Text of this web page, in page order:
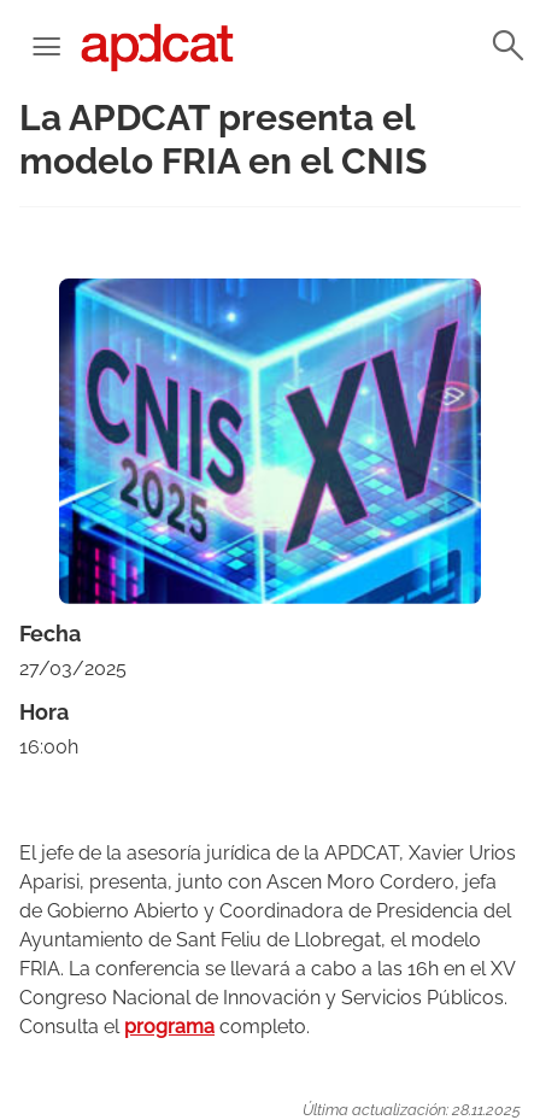
La APDCAT presenta el
modelo FRIA en el CNIS
Fecha
27/03/2025
Hora
16:00h
El jefe de la asesoría jurídica de la APDCAT, Xavier Urios
Aparisi, presenta, junto con Ascen Moro Cordero, jefa
de Gobierno Abierto y Coordinadora de Presidencia del
Ayuntamiento de Sant Feliu de Llobregat, el modelo
FRIA. La conferencia se llevará a cabo a las 16h en el XV
Congreso Nacional de Innovación y Servicios Públicos.
Consulta el programa completo.
Última actualización: 28.11.2025